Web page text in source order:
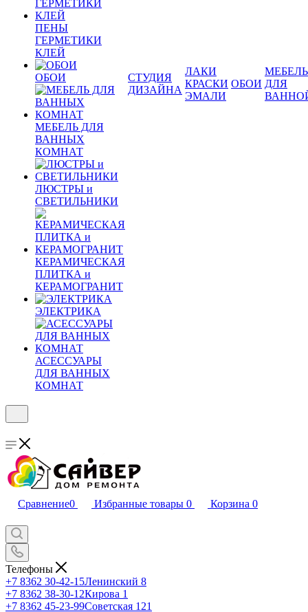
ПЕНЫ
ГЕРМЕТИКИ
КЛЕЙ
ОБОИ
МЕБЕЛЬ ДЛЯ
ВАННЫХ
КОМНАТ
ЛЮСТРЫ и
СВЕТИЛЬНИКИ
КЕРАМИЧЕСКАЯ
ПЛИТКА и
КЕРАМОГРАНИТ
ЭЛЕКТРИКА
АСЕССУАРЫ
ДЛЯ ВАННЫХ
КОМНАТ
СТУДИЯ
ДИЗАЙНА
ЛАКИ
КРАСКИ
ЭМАЛИ
ОБОИ
МЕБЕЛЬ
ДЛЯ
Сравнение0 Избранные товары 0 Корзина 0
Телефоны
+7 8362 30-42-15Ленинский 8
+7 8362 38-30-12Кирова 1
+7 8362 45-23-99Советская 121